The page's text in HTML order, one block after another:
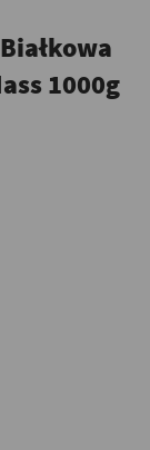
1000g